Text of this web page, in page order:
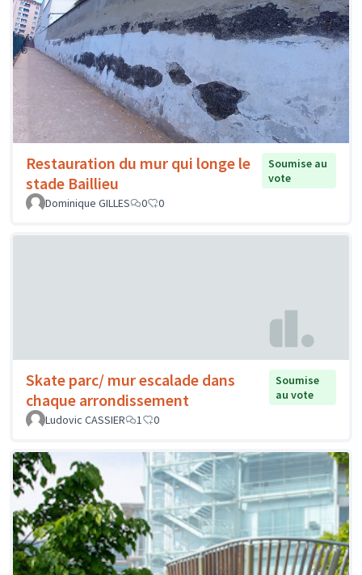
Restauration du mur qui longe le
stade Baillieu
Soumise au
vote
Dominique GILLES
0 0
Skate parc/ mur escalade dans
chaque arrondissement
Soumise
au vote
Ludovic CASSIER
1 0